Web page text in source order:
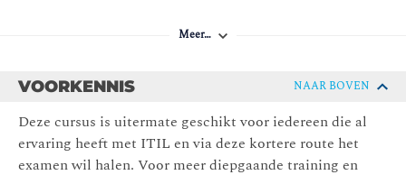
en mensen; Informatie en technologie; Partners en
Het ITIL-servicewaardesysteem®
ervan, en de rol ervan bij het ondersteunen van
waardestromen
Meer…
VOORKENNIS NAAR BOVEN
Deze cursus is uitermate geschikt voor iedereen die al
ervaring heeft met ITIL en via deze kortere route het
examen wil halen. Voor meer diepgaande training en